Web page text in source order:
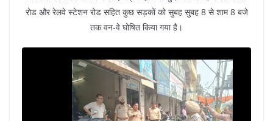
रोड और रेलवे स्टेशन रोड सहित कुछ सड़कों को सुबह सुबह 8 से शाम 8 बजे
तक वन-वे घोषित किया गया है।